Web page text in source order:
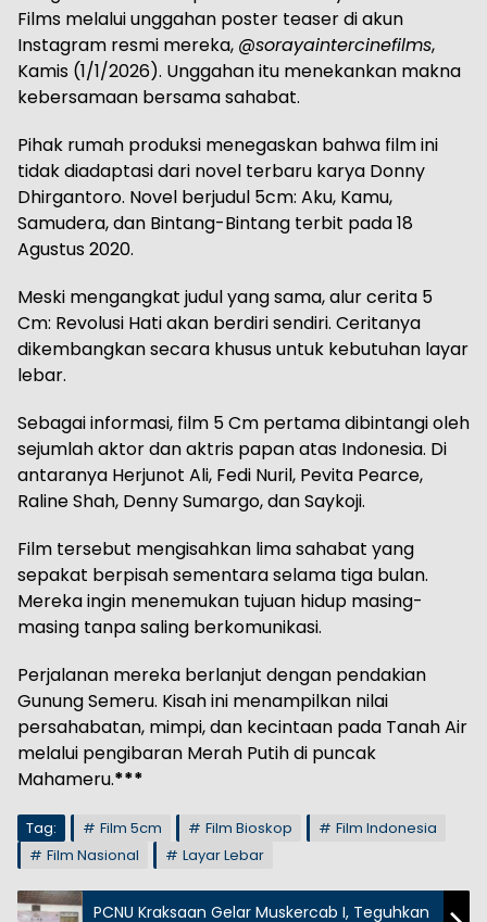
Films melalui unggahan poster teaser di akun
Instagram resmi mereka, @sorayaintercinefilms,
Kamis (1/1/2026). Unggahan itu menekankan makna
kebersamaan bersama sahabat.
Pihak rumah produksi menegaskan bahwa film ini
tidak diadaptasi dari novel terbaru karya Donny
Dhirgantoro. Novel berjudul 5cm: Aku, Kamu,
Samudera, dan Bintang-Bintang terbit pada 18
Agustus 2020.
Meski mengangkat judul yang sama, alur cerita 5
Cm: Revolusi Hati akan berdiri sendiri. Ceritanya
dikembangkan secara khusus untuk kebutuhan layar
lebar.
Sebagai informasi, film 5 Cm pertama dibintangi oleh
sejumlah aktor dan aktris papan atas Indonesia. Di
antaranya Herjunot Ali, Fedi Nuril, Pevita Pearce,
Raline Shah, Denny Sumargo, dan Saykoji.
Film tersebut mengisahkan lima sahabat yang
sepakat berpisah sementara selama tiga bulan.
Mereka ingin menemukan tujuan hidup masing-
masing tanpa saling berkomunikasi.
Perjalanan mereka berlanjut dengan pendakian
Gunung Semeru. Kisah ini menampilkan nilai
persahabatan, mimpi, dan kecintaan pada Tanah Air
melalui pengibaran Merah Putih di puncak
Mahameru.***
Tag: Film 5cm Film Bioskop
Film Indonesia
Film Nasional
Layar Lebar
PCNU Kraksaan Gelar Muskercab I, Teguhkan